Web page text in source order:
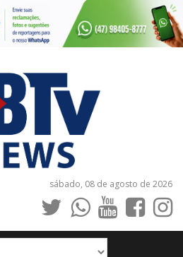
sábado, 08 de agosto de 2026